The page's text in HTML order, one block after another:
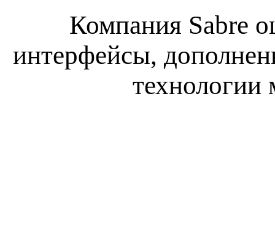
Компания Sabre
интерфейсы,
технологии